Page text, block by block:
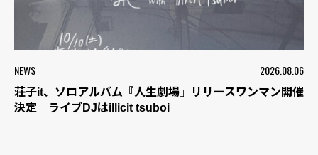
NEWS 2026.08.06
荘子it、ソロアルバム『人生劇場』リリースワンマン開催
決定 ライブDJはillicit tsuboi